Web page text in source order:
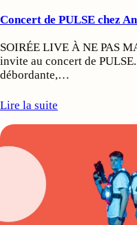
Concert de PULSE chez
SOIRÉE LIVE À NE PAS
invite au concert de
débordante,…
Lire la suite